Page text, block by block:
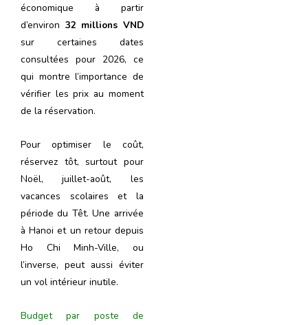
économique à partir
d’environ 32 millions VND
sur certaines dates
consultées pour 2026, ce
qui montre l’importance de
vérifier les prix au moment
de la réservation.
Pour optimiser le coût,
réservez tôt, surtout pour
Noël, juillet-août, les
vacances scolaires et la
période du Têt. Une arrivée
à Hanoi et un retour depuis
Ho Chi Minh-Ville, ou
l’inverse, peut aussi éviter
un vol intérieur inutile.
Budget par poste de